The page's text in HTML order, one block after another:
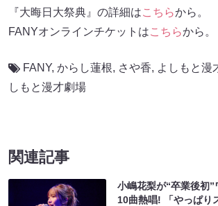
『大晦日大祭典』の詳細はこちらから。
FANYオンラインチケットはこちらから。
FANY, からし蓮根, さや香, よしもと漫
しもと漫才劇場
関連記事
小嶋花梨が“卒業後初
10曲熱唱! 「やっぱり